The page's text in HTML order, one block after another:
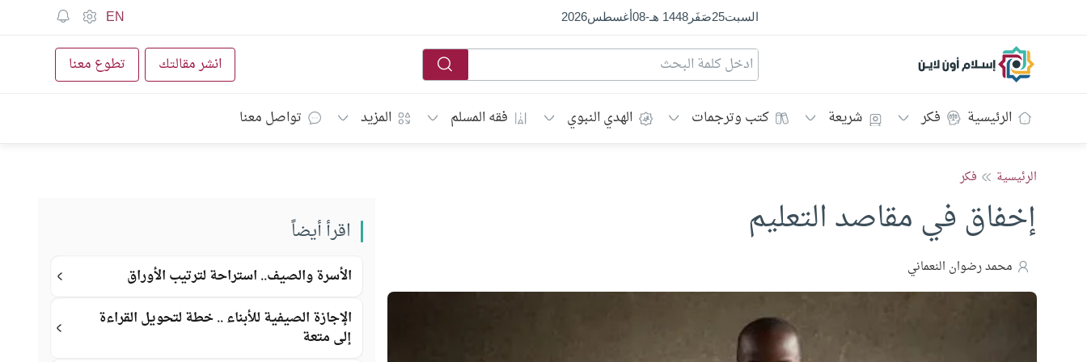
السبت25صَفَر1448 هـ -
08أغسطس2026
EN
إسلام أون لاين انشر مقالتك تطوع معنا
الرئيسية فكر شريعة كتب وترجمات الهدي النبوي فقه المسلم المزيد تواصل معنا
الرئيسية فكر
إخفاق في مقاصد التعليم
محمد رضوان النعماني
اقرأ أيضاً
الأسرة والصيف.. استراحة لترتيب الأوراق
الإجازة الصيفية للأبناء .. خطة لتحويل القراءة
إلى متعة